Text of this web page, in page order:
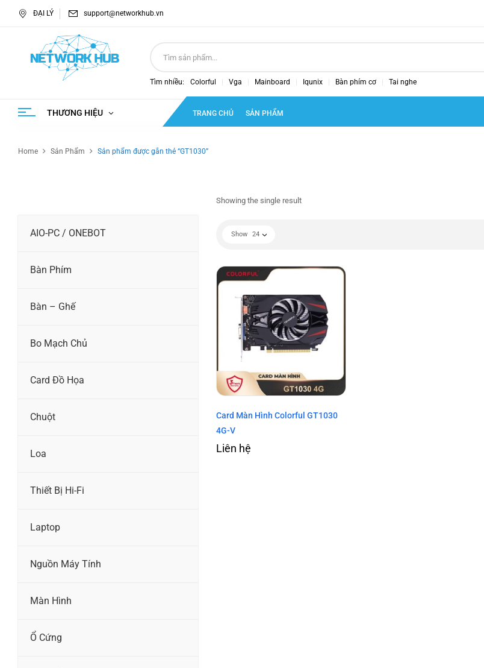
ĐẠI LÝ support@networkhub.vn
Tìm nhiều: Colorful Vga Mainboard Iqunix Bàn phím cơ Tai nghe
THƯƠNG HIỆU TRANG CHỦ SẢN PHẨM
Home Sản Phẩm Sản phẩm được gắn thẻ “GT1030”
AIO-PC / ONEBOT
Bàn Phím
Bàn – Ghế
Bo Mạch Chủ
Card Đồ Họa
Chuột
Loa
Thiết Bị Hi-Fi
Laptop
Nguồn Máy Tính
Màn Hình
Ổ Cứng
Showing the single result
Show 24
Card Màn Hình Colorful GT1030
4G-V
Liên hệ